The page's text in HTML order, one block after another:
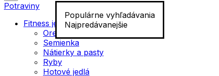
Populárne vyhľadávania
Najpredávanejšie
Potraviny
Fitness jedlo
Orechy
Semienka
Nátierky a pasty
Ryby
Hotové jedlá